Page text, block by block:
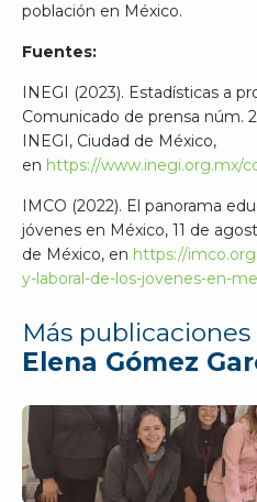
población en México.
Fuentes:
INEGI (2023). Estadísticas a
Comunicado de prensa núm.
INEGI, Ciudad de México,
en https://www.inegi.org.mx/
IMCO (2022). El panorama
jóvenes en México, 11 de
de México, en https://
y-laboral-de-los-jovenes-en-
Más publicaciones
Elena Gómez